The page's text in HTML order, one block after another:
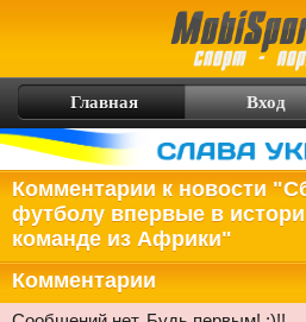
Главная Вход
Комментарии к новости "
футболу впервые в
команде из Африки"
Комментарии